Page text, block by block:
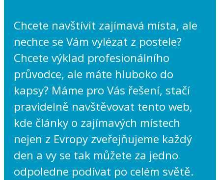
Chcete navštívit zajímavá místa, ale
nechce se Vám vylézat z postele?
Chcete výklad profesionálního
průvodce, ale máte hluboko do
kapsy? Máme pro Vás řešení, stačí
pravidelně navštěvovat tento web,
kde články o zajímavých místech
nejen z Evropy zveřejňujeme každý
den a vy se tak můžete za jedno
odpoledne podívat po celém světě.